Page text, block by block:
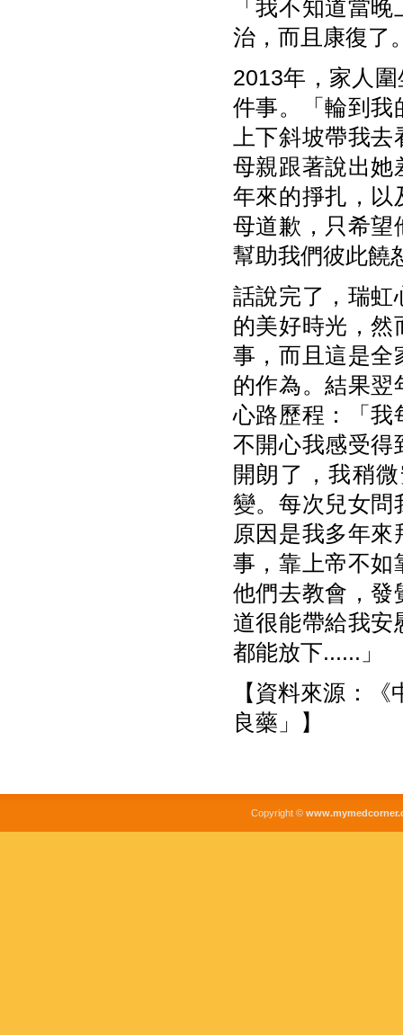
「我不知道當
治，而且康復了
2013年，家人
件事。「輪到我
上下斜坡帶我
母親跟著說出她
年來的掙扎，以
母道歉，只希望
幫助我們彼此饒
話說完了，瑞虹
的美好時光，然
事，而且這是全
的作為。結果翌
心路歷程：「我
不開心我感受得
開朗了，我稍
變。每次兒女問
原因是我多年
事，靠上帝不如
他們去教會，發
道很能帶給我安
都能放下......」
【資料來源：
良藥」】
Copyright ©